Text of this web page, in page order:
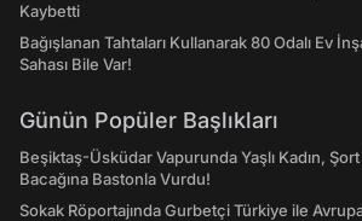
Kaybetti
Bağışlanan Tahtaları Kullanarak 80 Odalı Ev
Sahası Bile Var!
Günün Popüler Başlıkları
Beşiktaş-Üsküdar Vapurunda Yaşlı Kadın, Şort
Bacağına Bastonla Vurdu!
Sokak Röportajında Gurbetçi Türkiye ile